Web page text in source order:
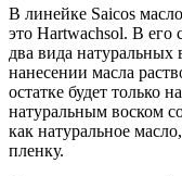
В линейке Saicos
это Hartwachsol. В его
два вида натуральных
нанесении масла
остатке будет только
натуральным воском
как натуральное
пленку.